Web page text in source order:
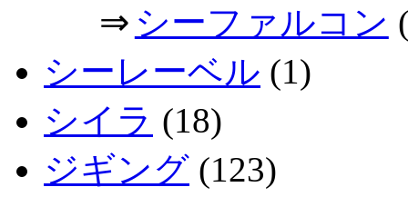
⇒ シーファルコン
シーレーベル (1)
シイラ (18)
ジギング (123)